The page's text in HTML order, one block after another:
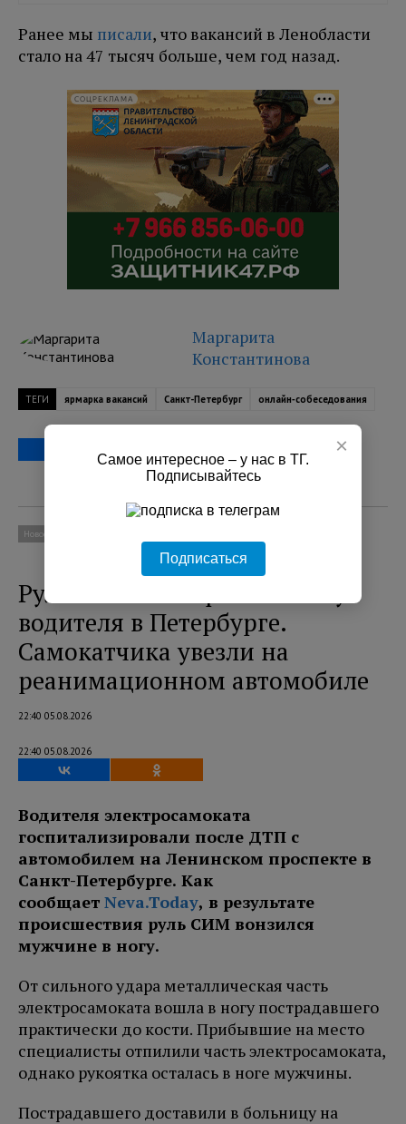
Ранее мы писали, что вакансий в Ленобласти
стало на 47 тысяч больше, чем год назад.
СОЦРЕКЛАМА
Маргарита
Константинова
ТЕГИ ярмарка вакансий Санкт-Петербург онлайн‑собеседования
Новости
Руль самоката пронзил ногу
водителя в Петербурге.
Самокатчика увезли на
реанимационном автомобиле
22:40 05.08.2026
22:40 05.08.2026
Водителя электросамоката
госпитализировали после ДТП с
автомобилем на Ленинском проспекте в
Санкт-Петербурге. Как
сообщает Neva.Today, в результате
происшествия руль СИМ вонзился
мужчине в ногу.
От сильного удара металлическая часть
электросамоката вошла в ногу пострадавшего
практически до кости. Прибывшие на место
специалисты отпилили часть электросамоката,
однако рукоятка осталась в ноге мужчины.
Пострадавшего доставили в больницу на
×
Самое интересное – у нас в ТГ.
Подписывайтесь
Подписаться